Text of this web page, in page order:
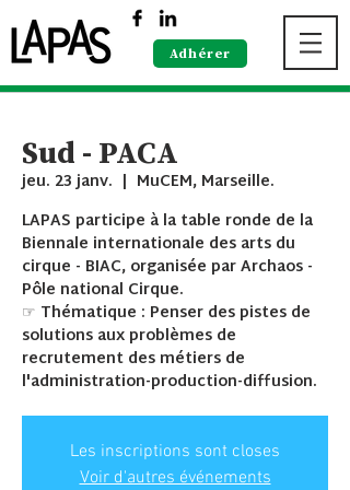
Adhérer
Sud - PACA
jeu. 23 janv.
  |
MuCEM, Marseille.
LAPAS participe à la table ronde de la
Biennale internationale des arts du
cirque - BIAC, organisée par Archaos -
Pôle national Cirque.
☞ Thématique : Penser des pistes de
solutions aux problèmes de
recrutement des métiers de
l'administration-production-diffusion.
Les inscriptions sont closes
Voir d'autres événements